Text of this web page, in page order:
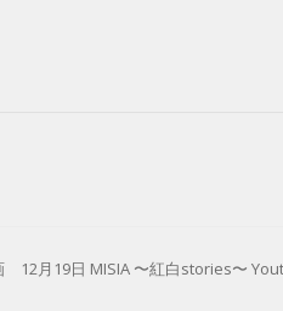
12月19日 MISIA 〜紅白stories〜